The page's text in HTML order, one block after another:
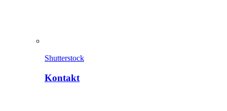
Shutterstock
Kontakt